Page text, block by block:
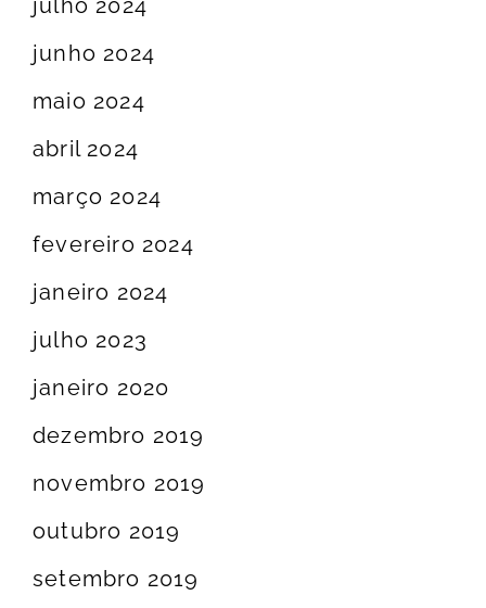
julho 2024
junho 2024
maio 2024
abril 2024
março 2024
fevereiro 2024
janeiro 2024
julho 2023
janeiro 2020
dezembro 2019
novembro 2019
outubro 2019
setembro 2019